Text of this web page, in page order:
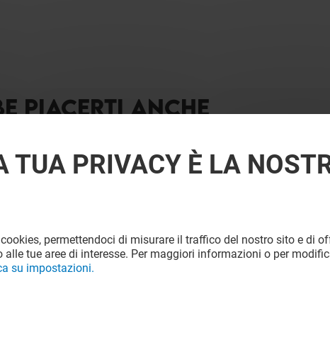
PIACERTI ANCHE
TUA PRIVACY È LA
permettendoci di misurare il traffico del nostro sito e di
tue aree di interesse. Per maggiori informazioni o per
su impostazioni.